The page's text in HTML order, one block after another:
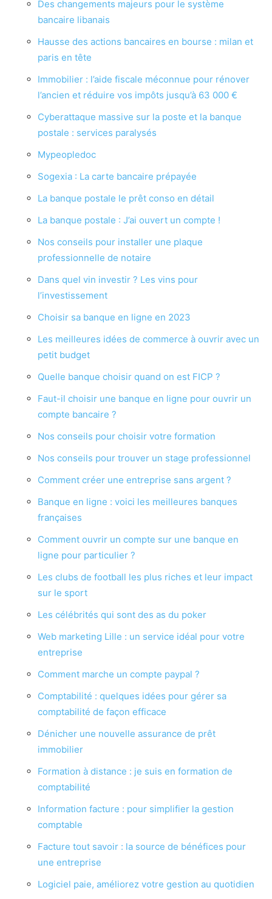
Des changements majeurs pour le système
bancaire libanais
Hausse des actions bancaires en bourse : milan et
paris en tête
Immobilier : l’aide fiscale méconnue pour rénover
l’ancien et réduire vos impôts jusqu’à 63 000 €
Cyberattaque massive sur la poste et la banque
postale : services paralysés
Mypeopledoc
Sogexia : La carte bancaire prépayée
La banque postale le prêt conso en détail
La banque postale : J’ai ouvert un compte !
Nos conseils pour installer une plaque
professionnelle de notaire
Dans quel vin investir ? Les vins pour
l’investissement
Choisir sa banque en ligne en 2023
Les meilleures idées de commerce à ouvrir avec un
petit budget
Quelle banque choisir quand on est FICP ?
Faut-il choisir une banque en ligne pour ouvrir un
compte bancaire ?
Nos conseils pour choisir votre formation
Nos conseils pour trouver un stage professionnel
Comment créer une entreprise sans argent ?
Banque en ligne : voici les meilleures banques
françaises
Comment ouvrir un compte sur une banque en
ligne pour particulier ?
Les clubs de football les plus riches et leur impact
sur le sport
Les célébrités qui sont des as du poker
Web marketing Lille : un service idéal pour votre
entreprise
Comment marche un compte paypal ?
Comptabilité : quelques idées pour gérer sa
comptabilité de façon efficace
Dénicher une nouvelle assurance de prêt
immobilier
Formation à distance : je suis en formation de
comptabilité
Information facture : pour simplifier la gestion
comptable
Facture tout savoir : la source de bénéfices pour
une entreprise
Logiciel paie, améliorez votre gestion au quotidien